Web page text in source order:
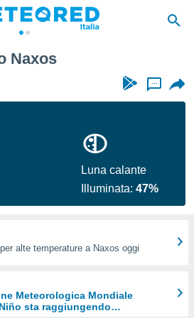
Naxos
...
Luna calante
Illuminata:47%
alte temperature a Naxos oggi
Meteorologica Mondiale
sta raggiungendo